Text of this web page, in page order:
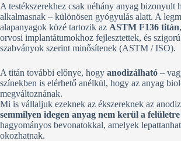
A testékszerekhez csak néhány anyag bizonyult
alkalmasnak – különösen gyógyulás alatt. A
alapanyagok közé tartozik az ASTM F136 titán
orvosi implantátumokhoz fejlesztettek, és
szabványok szerint minősítenek (ASTM / ISO).
A titán további előnye, hogy anodizálható –
színekben is elérhető anélkül, hogy az anyag
megváltoznának.
Mi is vállaljuk ezeknek az ékszereknek az
semmilyen idegen anyag nem kerül a felületre
hagyományos bevonatokkal, amelyek
okozhatnak.